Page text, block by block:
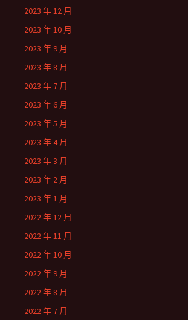
2023 年 12 月
2023 年 10 月
2023 年 9 月
2023 年 8 月
2023 年 7 月
2023 年 6 月
2023 年 5 月
2023 年 4 月
2023 年 3 月
2023 年 2 月
2023 年 1 月
2022 年 12 月
2022 年 11 月
2022 年 10 月
2022 年 9 月
2022 年 8 月
2022 年 7 月